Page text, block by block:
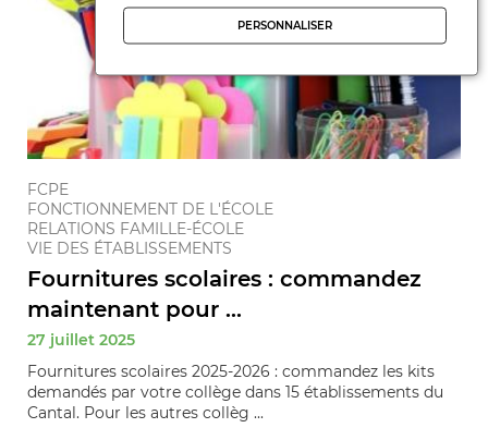
FCPE
FONCTIONNEMENT DE L'ÉCOLE
RELATIONS FAMILLE-ÉCOLE
VIE DES ÉTABLISSEMENTS
Fournitures scolaires : commandez
maintenant pour ...
27 juillet 2025
Fournitures scolaires 2025-2026 : commandez les kits
demandés par votre collège dans 15 établissements du
Cantal. Pour les autres collèg ...
PERSONNALISER